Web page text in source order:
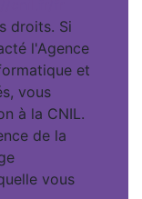
droits. Si
l'Agence
et
vous
à la CNIL.
de la
vous